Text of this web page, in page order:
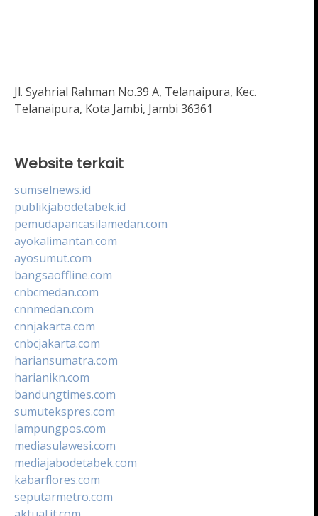
Jl. Syahrial Rahman No.39 A, Telanaipura, Kec.
Telanaipura, Kota Jambi, Jambi 36361
Website terkait
sumselnews.id
publikjabodetabek.id
pemudapancasilamedan.com
ayokalimantan.com
ayosumut.com
bangsaoffline.com
cnbcmedan.com
cnnmedan.com
cnnjakarta.com
cnbcjakarta.com
hariansumatra.com
harianikn.com
bandungtimes.com
sumutekspres.com
lampungpos.com
mediasulawesi.com
mediajabodetabek.com
kabarflores.com
seputarmetro.com